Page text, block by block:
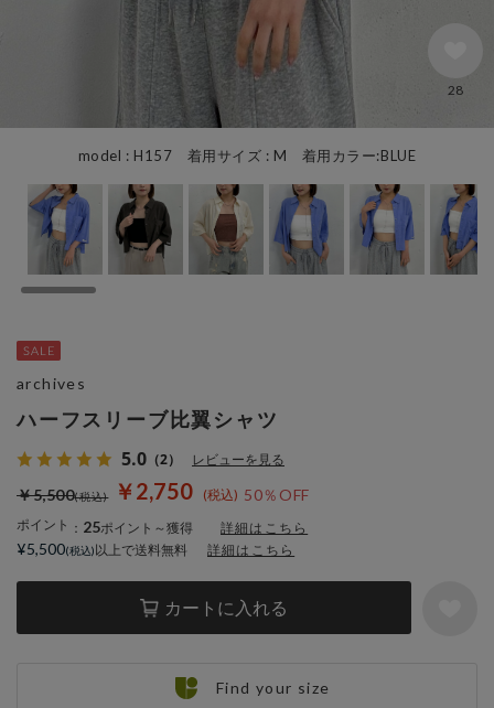
model : H157 着用サイズ : M 着用カラー:BLUE
28
ハーフスリーブ比翼シャツ
5.0 （2） レビューを見る
￥2,750 50％OFF
￥5,500
ポイント ： 25ポイント～獲得 詳細はこちら
カートに入れる
archives
¥5,500 以上で送料無料 詳細はこちら
Find your size